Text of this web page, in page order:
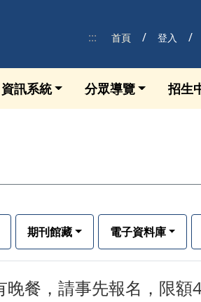
:::
首頁 登入
資訊系統 分眾導覽 招生
期刊館藏 電子資料庫
晚餐，請事先報名，限